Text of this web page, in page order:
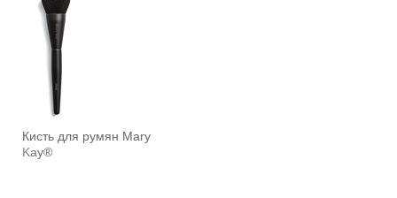
Кисть для румян Mary
Kay®